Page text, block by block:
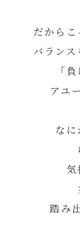
だから
バランス
「
アユ
な
気
踏み